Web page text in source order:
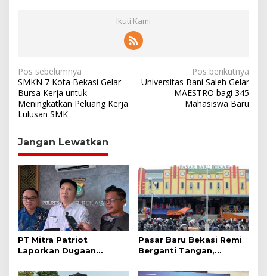
Ikuti Kami
N
a
v
g
a
s
i
p
o
s
Pos sebelumnya
SMKN 7 Kota Bekasi Gelar
Bursa Kerja untuk
Meningkatkan Peluang Kerja
Lulusan SMK
Pos berikutnya
Universitas Bani Saleh Gelar
MAESTRO bagi 345
Mahasiswa Baru
Jangan Lewatkan
PT Mitra Patriot
Laporkan Dugaan
Pedagang Pasar Baru
Pasar Baru Bekasi Remi
Berganti Tangan,
Patriot